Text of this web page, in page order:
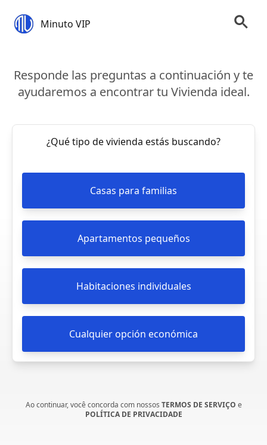
Minuto VIP
Responde las preguntas a continuación y te
ayudaremos a encontrar tu Vivienda ideal.
¿Qué tipo de vivienda estás buscando?
Casas para familias
Apartamentos pequeños
Habitaciones individuales
Cualquier opción económica
Ao continuar, você concorda com nossos TERMOS DE SERVIÇO e
POLÍTICA DE PRIVACIDADE